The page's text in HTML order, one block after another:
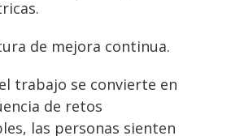
de mejora continua.
trabajo se convierte en
de retos
las personas sienten